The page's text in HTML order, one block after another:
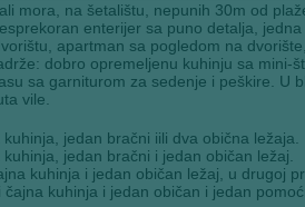
mora, na šetalištu, nepunih 30m od
enterijer sa puno detalja,
apartman sa pogledom na
dobro opremeljenu kuhinju sa mini-
sa garniturom za sedenje i peškire. U
vile.
jedan bračni iili dva obična ležaja.
jedan bračni i jedan običan ležaj.
kuhinja i jedan običan ležaj, u drugoj
kuhinja i jedan običan i jedan